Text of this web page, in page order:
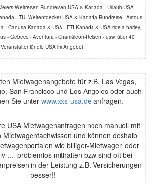
Weltreisen Rundreisen USA & Kanada - Urlaub USA -
- TUI Weltentdecker USA & Kanada Rundreise - Airtous
- Canusa Kanada & USA - FTI Kanada & USA ride-a-harley,
- Gebeco - Aventura - Chamäleon-Reisen - usw. über 40
Veranstalter für die USA im Angebot!
Mietwagenangebote für z.B. Las Vegas,
San Francisco und Los Angeles oder auch
Sie unter www.xxs-usa.deanfragen.
USA Mietwagenanfragen noch manuell mit
Mietwagenfachwissen und können deshalb
wie billiger-Mietwagen oder
... problemlos mithalten bzw sind oft bei
in der Leistung z.B. Versicherungen
besser!!